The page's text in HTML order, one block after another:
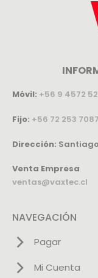
Móvil: +56 9 4572
Fijo: +56 72 253 7087
Dirección:
Venta Empresa
ventas@vaxtec.cl
NAVEGACIÓN
Pagar
Mi Cuenta